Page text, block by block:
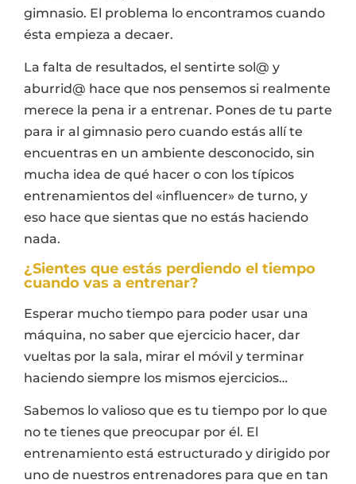
gimnasio. El problema lo encontramos cuando
ésta empieza a decaer.
La falta de resultados, el sentirte sol@ y
aburrid@ hace que nos pensemos si realmente
merece la pena ir a entrenar. Pones de tu parte
para ir al gimnasio pero cuando estás allí te
encuentras en un ambiente desconocido, sin
mucha idea de qué hacer o con los típicos
entrenamientos del «influencer» de turno, y
eso hace que sientas que no estás haciendo
nada.
¿Sientes que estás perdiendo el tiempo
cuando vas a entrenar?
Esperar mucho tiempo para poder usar una
máquina, no saber que ejercicio hacer, dar
vueltas por la sala, mirar el móvil y terminar
haciendo siempre los mismos ejercicios…
Sabemos lo valioso que es tu tiempo por lo que
no te tienes que preocupar por él. El
entrenamiento está estructurado y dirigido por
uno de nuestros entrenadores para que en tan